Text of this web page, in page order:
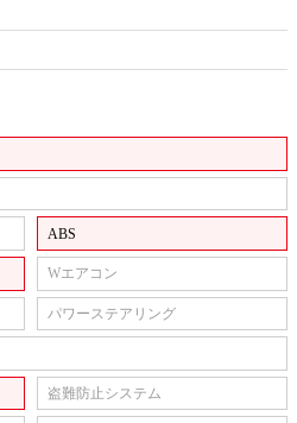
ABS
Wエアコン
パワーステアリング
盗難防止システム